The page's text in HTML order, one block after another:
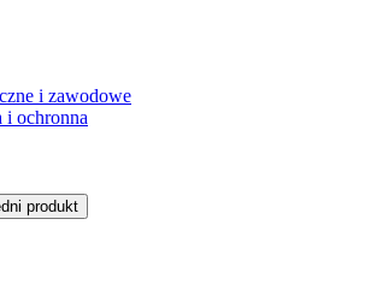
i zawodowe
i ochronna
produkt